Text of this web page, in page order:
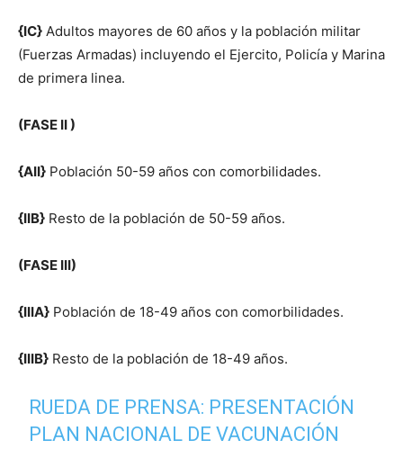
{IC} Adultos mayores de 60 años y la población militar
(Fuerzas Armadas) incluyendo el Ejercito, Policía y Marina
de primera linea.
(FASE II )
{AII} Población 50-59 años con comorbilidades.
{IIB} Resto de la población de 50-59 años.
(FASE III)
{IIIA} Población de 18-49 años con comorbilidades.
{IIIB} Resto de la población de 18-49 años.
RUEDA DE PRENSA: PRESENTACIÓN
PLAN NACIONAL DE VACUNACIÓN